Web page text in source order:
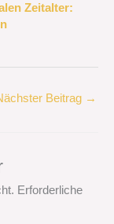
Zeitalter:
Beitrag →
Erforderliche